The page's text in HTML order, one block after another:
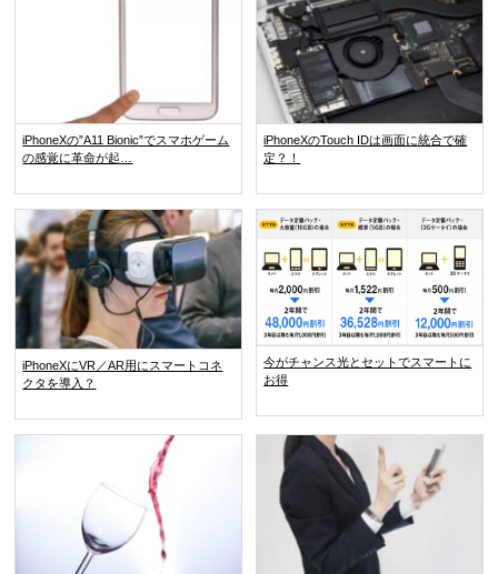
iPhoneXの”A11 Bionic”でスマホゲーム
の感覚に革命が起…
iPhoneXのTouch IDは画面に統合で確
定？！
iPhoneXにVR／AR用にスマートコネ
クタを導入？
今がチャンス光とセットでスマートに
お得